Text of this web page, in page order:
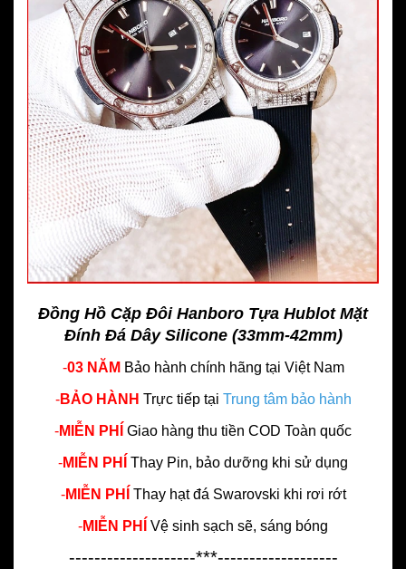
Đồng Hồ Cặp Đôi Hanboro Tựa Hublot Mặt
Đính Đá Dây Silicone (33mm-42mm)
-03 NĂM Bảo hành chính hãng tại Việt Nam
-BẢO HÀNH Trực tiếp tại Trung tâm bảo hành
-MIỄN PHÍ Giao hàng thu tiền COD Toàn quốc
-MIỄN PHÍ Thay Pin, bảo dưỡng khi sử dụng
-MIỄN PHÍ Thay hạt đá Swarovski khi rơi rớt
-MIỄN PHÍ Vệ sinh sạch sẽ, sáng bóng
--------------------***-------------------